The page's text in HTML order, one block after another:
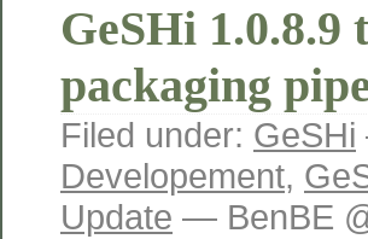
GeSHi 1.0.8.9
packaging
Filed under: GeSHi
Developement,
Update — BenBE